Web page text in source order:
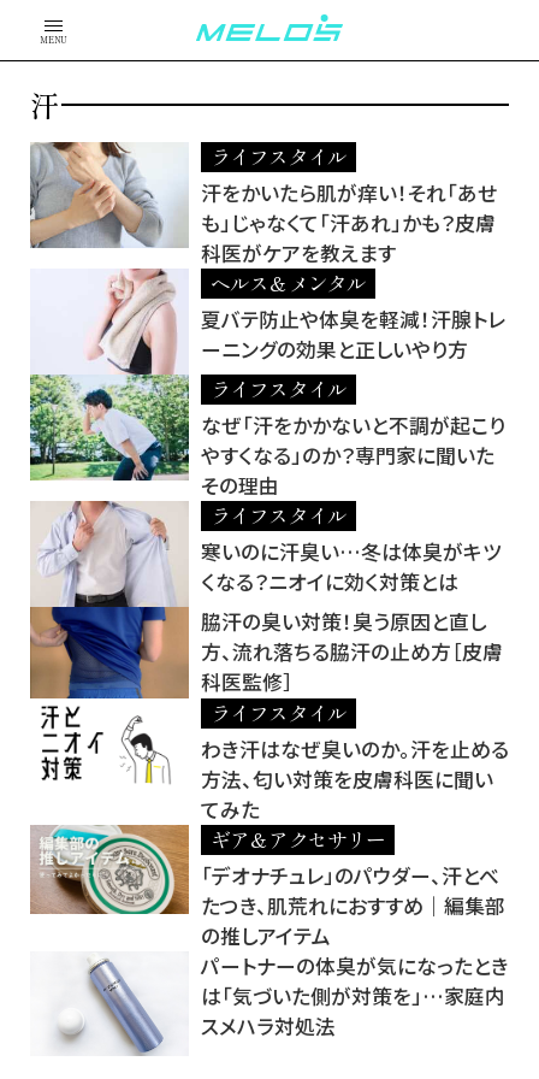
MENU
汗
ライフスタイル
汗をかいたら肌が痒い！それ「あせ
も」じゃなくて「汗あれ」かも？皮膚
科医がケアを教えます
ヘルス＆メンタル
夏バテ防止や体臭を軽減！汗腺トレ
ーニングの効果と正しいやり方
ライフスタイル
なぜ「汗をかかないと不調が起こり
やすくなる」のか？専門家に聞いた
その理由
ライフスタイル
寒いのに汗臭い…冬は体臭がキツ
くなる？ニオイに効く対策とは
脇汗の臭い対策！臭う原因と直し
方、流れ落ちる脇汗の止め方［皮膚
科医監修］
ライフスタイル
わき汗はなぜ臭いのか。汗を止める
方法、匂い対策を皮膚科医に聞い
てみた
ギア＆アクセサリー
「デオナチュレ」のパウダー、汗とべ
たつき、肌荒れにおすすめ｜編集部
の推しアイテム
パートナーの体臭が気になったとき
は「気づいた側が対策を」…家庭内
スメハラ対処法